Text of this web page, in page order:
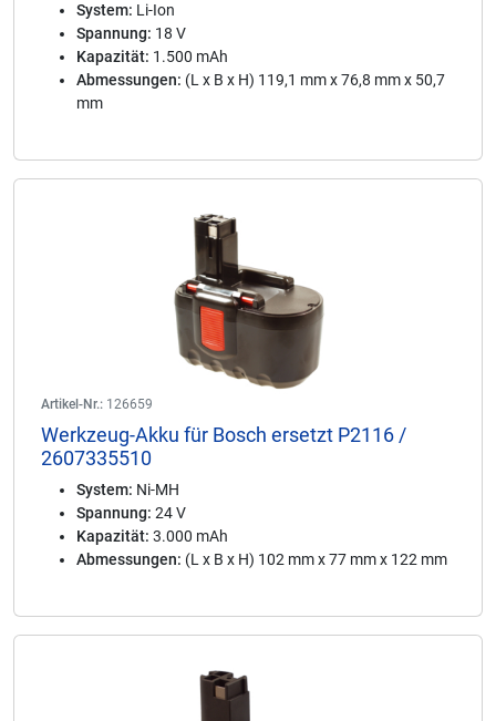
System: Li-Ion
Spannung: 18 V
Kapazität: 1.500 mAh
Abmessungen: (L x B x H) 119,1 mm x 76,8 mm x 50,7
mm
Artikel-Nr.: 126659
Werkzeug-Akku für Bosch ersetzt P2116 /
2607335510
System: Ni-MH
Spannung: 24 V
Kapazität: 3.000 mAh
Abmessungen: (L x B x H) 102 mm x 77 mm x 122 mm